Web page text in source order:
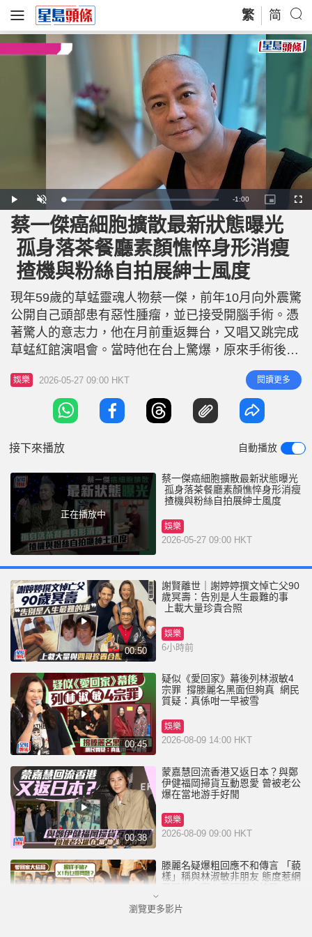
繁 简
P
l
a
y
U
n
u
e
L
o
a
d
e
d
:
4
4
.
0
7
R
e
m
a
i
n
n
-1:00
P
i
c
t
u
e
-
i
c
r
e
F
u
蔡一傑癌細胞擴散最新狀態曝光
孤身落茶餐廳素顏憔悴身形消瘦
揸機與粉絲自拍展紳士風度
現年59歲的草蜢靈魂人物蔡一傑，前年10月向外震驚
公開自己頭部患有惡性腫瘤，並已接受開腦手術。憑
著驚人的意志力，他在月前重返舞台，又唱又跳完成
草蜢紅館演唱會。當時他在台上驚爆，原來手術後醫
生告知他癌細胞已經擴散，但他展現出強大的生命
力，堅拒放棄並積極尋求醫治，當被問及是否有接受
化療時，他坦言「很多東西都做了」。近日，有網民
在香港街頭一間平民茶餐廳捕獲正在休養中的蔡一
娛樂 2026-05-27 09:00 HKT 閱讀更多
接下來播放 自動播放
正在播放中
蔡一傑癌細胞擴散最新狀態曝光
孤身落茶餐廳素顏憔悴身形消瘦
揸機與粉絲自拍展紳士風度
娛樂
2026-05-27 09:00 HKT
00:50
謝賢離世｜謝婷婷撰文悼亡父90
歲冥壽：告別是人生最難的事
上載大量珍貴合照
娛樂
6小時前
00:45
疑似《愛回家》幕後列林淑敏4
宗罪 撐滕麗名黑面但夠真 網民
質疑：真係咁一早被雪
娛樂
2026-08-09 14:00 HKT
00:38
蒙嘉慧回流香港又返日本？與鄭
伊健福岡掃貨互動恩愛 曾被老公
爆在當地游手好閒
娛樂
2026-08-09 09:00 HKT
滕麗名疑爆粗回應不和傳言 「藐
樣」稱與林淑敏非朋友 態度惹網
娛樂
瀏覽更多影片